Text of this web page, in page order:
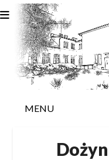
to
content
MENU